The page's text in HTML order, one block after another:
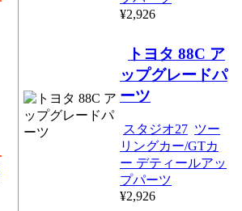
¥2,926
トヨタ 88C ア
ップグレードパ
ーツ
スタジオ27 ツー
リングカー/GTカ
ー デティールアッ
プパーツ
¥2,926